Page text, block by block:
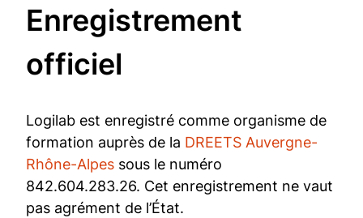
En­re­gis­tre­ment
officiel
Logilab est enregistré comme organisme de
formation auprès de la DREETS Auvergne-
Rhône-Alpes sous le numéro
842.604.283.26. Cet enregistrement ne vaut
pas agrément de l’État.